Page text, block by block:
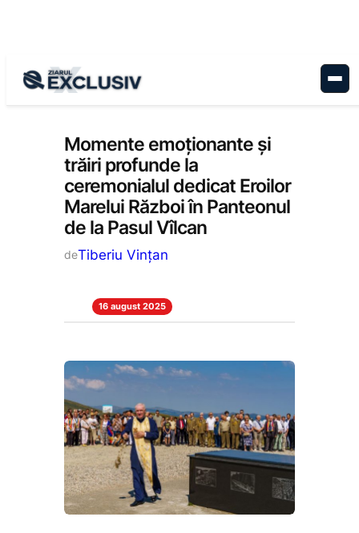
Reportaj, Stiri la zi
Momente emoționante și
trăiri profunde la
ceremonialul dedicat Eroilor
Marelui Război în Panteonul
de la Pasul Vîlcan
deTiberiu Vințan
16 august 2025